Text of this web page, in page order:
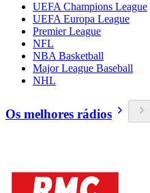
UEFA Champions League
UEFA Europa League
Premier League
NFL
NBA Basketball
Major League Baseball
NHL
Os melhores rádios